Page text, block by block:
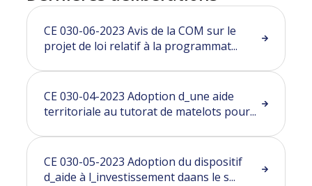
CE 030-06-2023 Avis de la COM sur le
projet de loi relatif à la programmat...
CE 030-04-2023 Adoption d_une aide
territoriale au tutorat de matelots pour...
CE 030-05-2023 Adoption du dispositif
d_aide à l_investissement daans le s...